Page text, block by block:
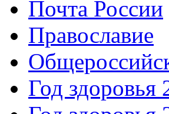
Почта России
Православие
Год здоровья